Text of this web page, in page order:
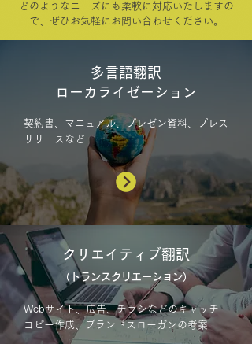
どのようなニーズにも柔軟に対応いたしますの
で、ぜひお気軽にお問い合わせください。​
多言語翻訳
ローカライゼーション
契約書、マニュアル、プレゼン資料、プレス
リリースなど
クリエイティブ翻訳
（トランスクリエーション）
Webサイト、広告、チラシなどのキャッチ
コピー作成、 ブランドスローガンの考案